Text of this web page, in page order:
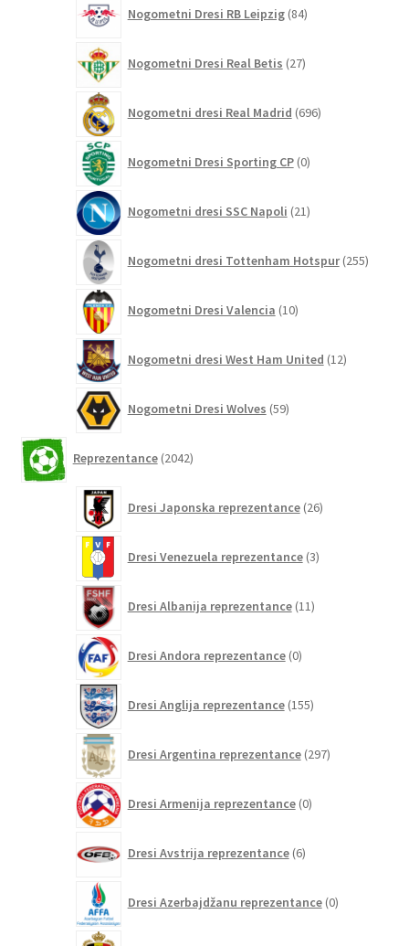
Nogometni Dresi RB Leipzig 84izdelkov
Nogometni Dresi Real Betis 27izdelkov
Nogometni dresi Real Madrid 696izdelkov
Nogometni Dresi Sporting CP 0izdelkov
Nogometni dresi SSC Napoli 21izdelkov
Nogometni dresi Tottenham Hotspur 255
Nogometni Dresi Valencia 10izdelkov
Nogometni dresi West Ham United 12izdelkov
Nogometni Dresi Wolves 59izdelkov
Reprezentance 2042izdelkov
Dresi Japonska reprezentance 26izdelkov
Dresi Venezuela reprezentance 3izdelki
Dresi Albanija reprezentance 11izdelkov
Dresi Andora reprezentance 0izdelkov
Dresi Anglija reprezentance 155izdelkov
Dresi Argentina reprezentance 297izdelkov
Dresi Armenija reprezentance 0izdelkov
Dresi Avstrija reprezentance 6izdelkov
Dresi Azerbajdžanu reprezentance 0izdelkov